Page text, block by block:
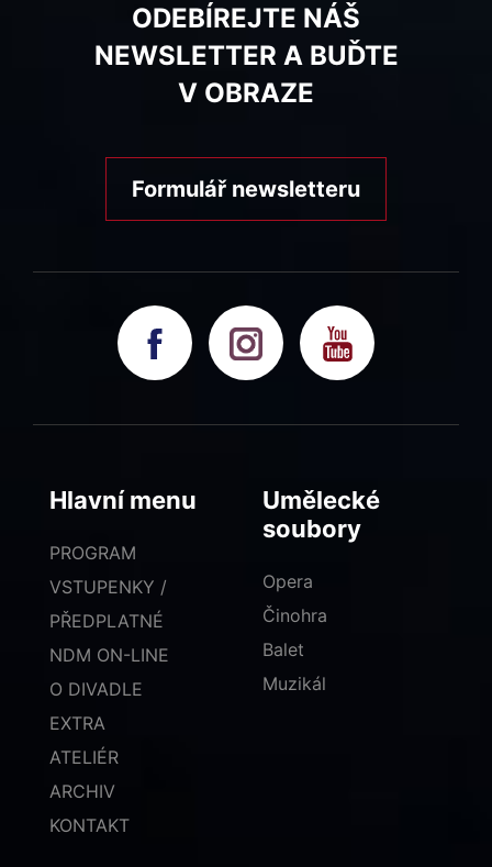
ODEBÍREJTE NÁŠ
NEWSLETTER A BUĎTE
V OBRAZE
Formulář newsletteru
Hlavní menu
PROGRAM
VSTUPENKY /
PŘEDPLATNÉ
NDM ON-LINE
O DIVADLE
EXTRA
ATELIÉR
ARCHIV
KONTAKT
Umělecké
soubory
Opera
Činohra
Balet
Muzikál